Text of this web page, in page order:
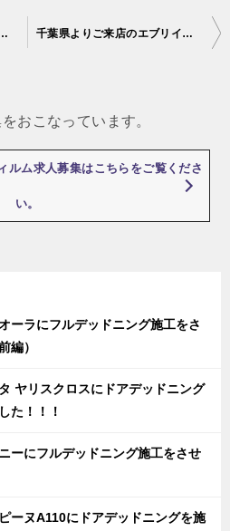
スラー300Cにセキュリティー取付け 千葉県よりご来店のエブリイにウーハーを追加しました。
おこなっています。
ルム求人募集はこちらをご覧くださ
い。
ーラにフルデッドニング施工をさ
編）
ヤリスクロスにドアデッドニング
た！！！
ーにフルデッドニング施工をさせ
ーヌA110にドアデッドニングを施